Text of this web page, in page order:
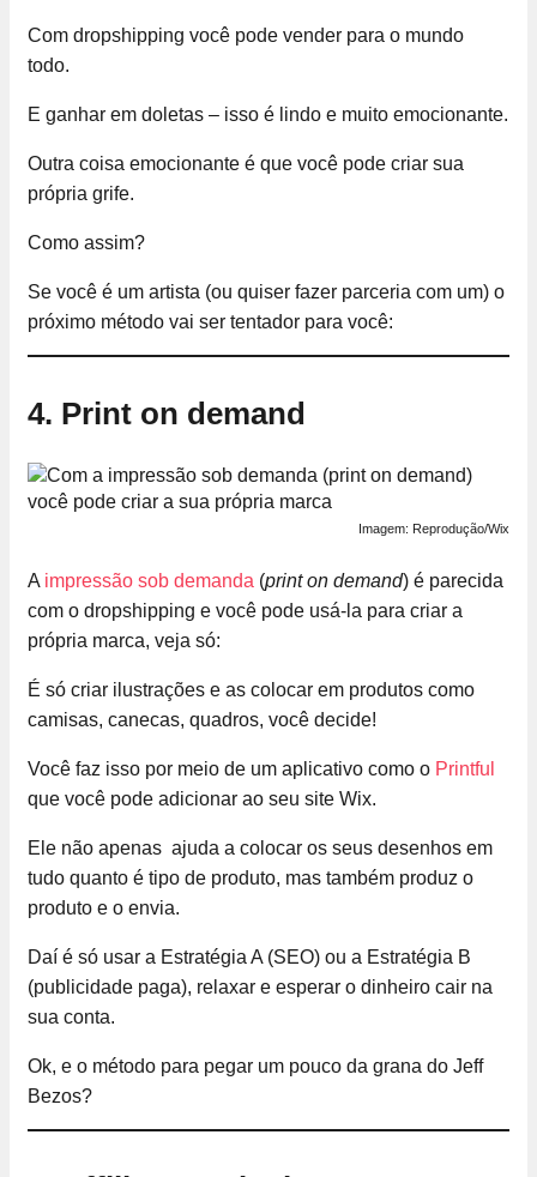
Com dropshipping você pode vender para o mundo
todo.
E ganhar em doletas – isso é lindo e muito emocionante.
Outra coisa emocionante é que você pode criar sua
própria grife.
Como assim?
Se você é um artista (ou quiser fazer parceria com um) o
próximo método vai ser tentador para você:
4. Print on demand
Imagem: Reprodução/Wix
A impressão sob demanda (print on demand) é parecida
com o dropshipping e você pode usá-la para criar a
própria marca, veja só:
É só criar ilustrações e as colocar em produtos como
camisas, canecas, quadros, você decide!
Você faz isso por meio de um aplicativo como o Printful
que você pode adicionar ao seu site Wix.
Ele não apenas ajuda a colocar os seus desenhos em
tudo quanto é tipo de produto, mas também produz o
produto e o envia.
Daí é só usar a Estratégia A (SEO) ou a Estratégia B
(publicidade paga), relaxar e esperar o dinheiro cair na
sua conta.
Ok, e o método para pegar um pouco da grana do Jeff
Bezos?